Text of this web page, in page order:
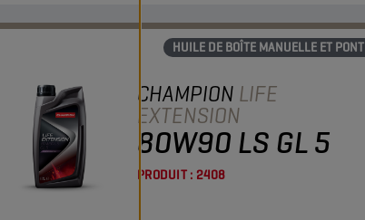
HUILE DE BOÎTE MANUELLE ET PONT
CHAMPION LIFE
EXTENSION
80W90 LS GL 5
PRODUIT : 2408